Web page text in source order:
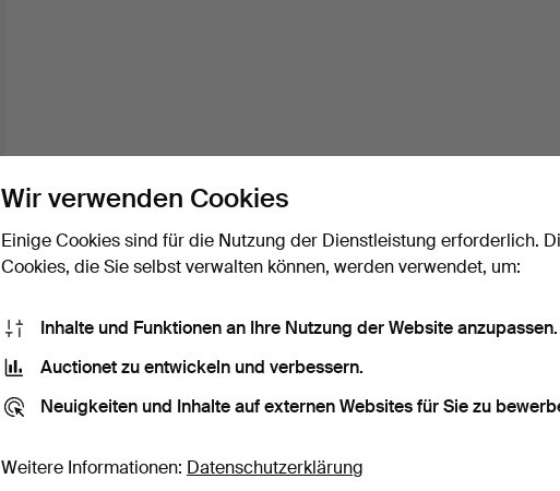
Wir verwenden Cookies
Einige Cookies sind für die Nutzung der Dienstleistung erforderlich.
Cookies, die Sie selbst verwalten können, werden verwendet, um:
Inhalte und Funktionen an Ihre Nutzung der Website anzupassen.
Auctionet zu entwickeln und verbessern.
Neuigkeiten und Inhalte auf externen Websites für Sie zu
Weitere Informationen: Datenschutzerklärung